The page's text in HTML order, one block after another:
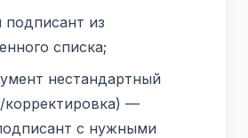
подписант из
списка;
нестандартный
корректировка) —
с нужными